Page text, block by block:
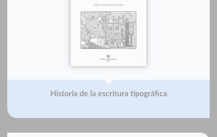
Historia de la escritura tipográfica